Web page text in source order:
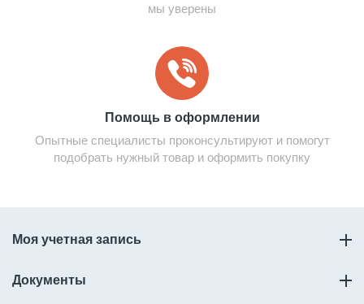
мы уверены
Помощь в оформлении
Опытные специалисты проконсультируют и помогут
подобрать нужный товар и оформить покупку
Моя учетная запись
Документы